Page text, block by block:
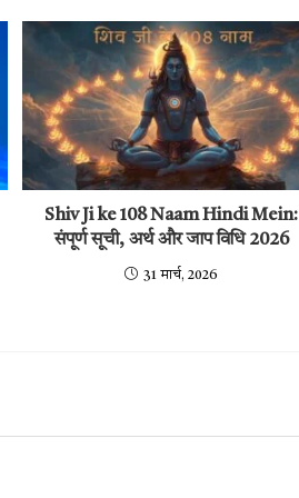
Shiv Ji ke 108 Naam Hindi Mein:
संपूर्ण सूची, अर्थ और जाप विधि 2026
31 मार्च, 2026